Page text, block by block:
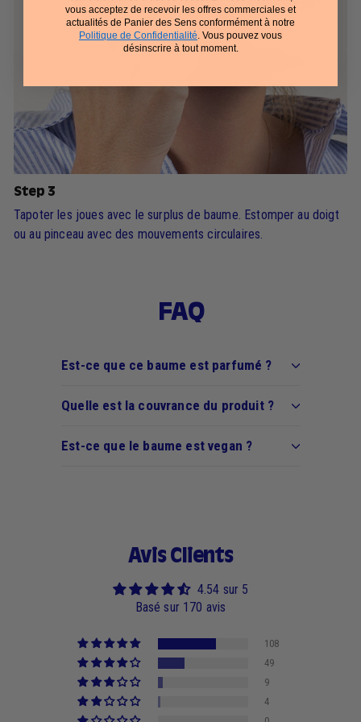
Step 3
Tapoter les joues avec le surplus de baume. Estomper au doigt
ou au pinceau avec des mouvements circulaires.
FAQ
Est-ce que ce baume est parfumé ?
Quelle est la couvrance du produit ?
Est-ce que le baume est vegan ?
Avis Clients
4.54 sur 5
Basé sur 170 avis
108
49
9
4
vous acceptez de recevoir les offres commerciales et
actualités de Panier des Sens conformément à notre
Politique de Confidentialité . Vous pouvez vous
désinscrire à tout moment.